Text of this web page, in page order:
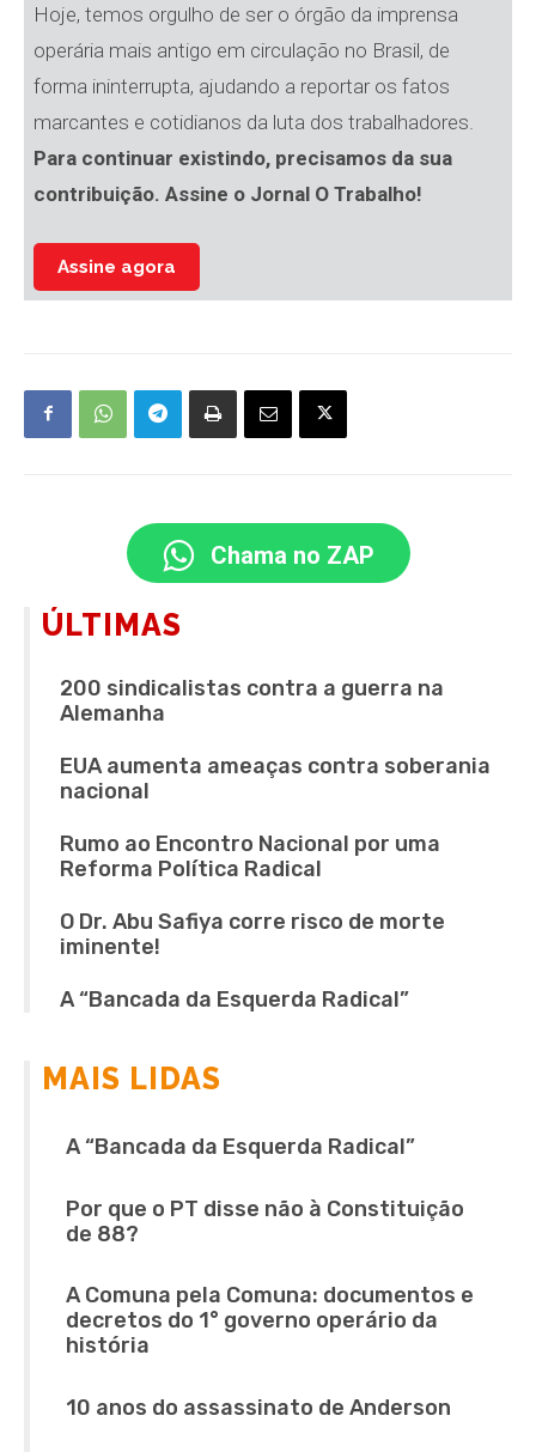
Hoje, temos orgulho de ser o órgão da imprensa
operária mais antigo em circulação no Brasil, de
forma ininterrupta, ajudando a reportar os fatos
marcantes e cotidianos da luta dos trabalhadores.
Para continuar existindo, precisamos da sua
contribuição. Assine o Jornal O Trabalho!
Assine agora
Chama no ZAP
ÚLTIMAS
200 sindicalistas contra a guerra na
Alemanha
EUA aumenta ameaças contra soberania
nacional
Rumo ao Encontro Nacional por uma
Reforma Política Radical
O Dr. Abu Safiya corre risco de morte
iminente!
A “Bancada da Esquerda Radical”
MAIS LIDAS
A “Bancada da Esquerda Radical”
Por que o PT disse não à Constituição
de 88?
A Comuna pela Comuna: documentos e
decretos do 1° governo operário da
história
10 anos do assassinato de Anderson